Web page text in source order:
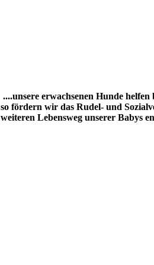
....unsere erwachsenen Hunde
so fördern wir das Rudel- und
weiteren Lebensweg unserer Babys